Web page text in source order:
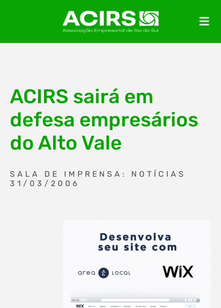
ACIRS sairá em
defesa empresários
do Alto Vale
SALA DE IMPRENSA: NOTÍCIAS
31/03/2006